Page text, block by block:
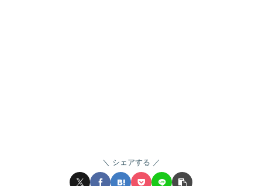
シェアする